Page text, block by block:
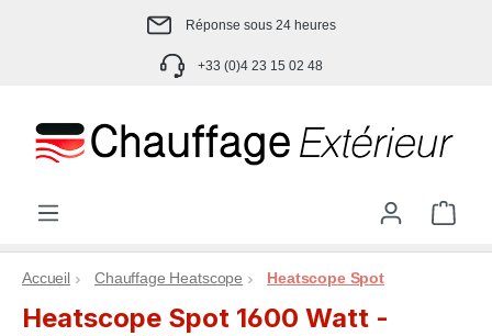
Passer au contenu principalRéponse sous 24 heures
+33 (0)4 23 15 02 48
Le
Accueil Chauffage Heatscope Heatscope Spot
Heatscope Spot 1600 Watt -